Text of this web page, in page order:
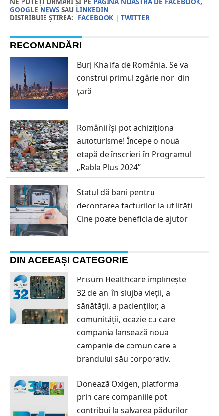
GOOGLE NEWSSAU LINKEDIN
DISTRIBUIE ȘTIREA: FACEBOOK| TWITTER
RECOMANDĂRI
Burj Khalifa de România. Se va
construi primul zgârie nori din
țară
Românii își pot achiziționa
autoturisme! Începe o nouă
etapă de înscrieri în Programul
„Rabla Plus 2024”
Statul dă bani pentru
decontarea facturilor la utilități.
Cine poate beneficia de ajutor
DIN ACEEAȘI CATEGORIE
Prisum Healthcare împlinește
32 de ani în slujba vieții, a
sănătății, a pacienților, a
comunității, ocazie cu care
compania lansează noua
campanie de comunicare a
brandului său corporativ.
Donează Oxigen, platforma
prin care companiile pot
contribui la salvarea pădurilor